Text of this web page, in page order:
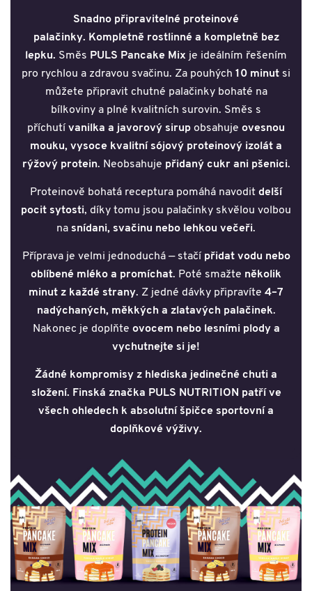
Snadno připravitelné proteinové
palačinky. Kompletně rostlinné a kompletně bez
lepku. Směs PULS Pancake Mix je ideálním řešením
pro rychlou a zdravou svačinu. Za pouhých 10 minut si
můžete připravit chutné palačinky bohaté na
bílkoviny a plné kvalitních surovin. Směs s
příchutí vanilka a javorový sirup obsahuje ovesnou
mouku, vysoce kvalitní sójový proteinový izolát a
rýžový protein. Neobsahuje přidaný cukr ani pšenici.
Proteinově bohatá receptura pomáhá navodit delší
pocit sytosti, díky tomu jsou palačinky skvělou volbou
na snídani, svačinu nebo lehkou večeři.
Příprava je velmi jednoduchá — stačí přidat vodu nebo
oblíbené mléko a promíchat. Poté smažte několik
minut z každé strany. Z jedné dávky připravíte 4–7
nadýchaných, měkkých a zlatavých palačinek.
Nakonec je doplňte ovocem nebo lesními plody a
vychutnejte si je!
Žádné kompromisy z hlediska jedinečné chuti a
složení. Finská značka PULS NUTRITION patří ve
všech ohledech k absolutní špičce sportovní a
doplňkové výživy.